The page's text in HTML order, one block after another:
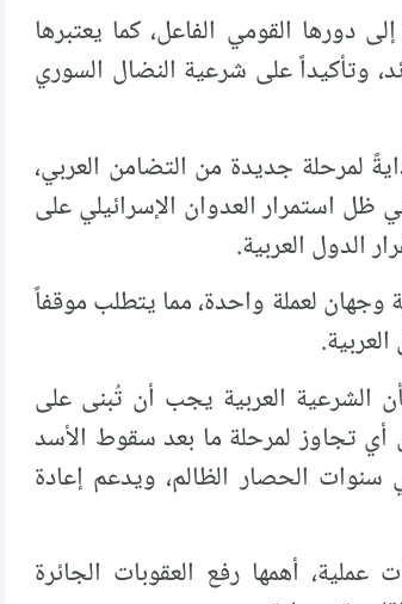
دورها القومي الفاعل، كما يعتبرها
وتأكيداً على شرعية النضال السوري
لمرحلة جديدة من التضامن العربي،
استمرار العدوان الإسرائيلي على
الدول العربية.
وجهان لعملة واحدة، مما يتطلب موقفاً
الشرعية العربية يجب أن تُبنى على
أي تجاوز لمرحلة ما بعد سقوط الأسد
الحصار الظالم، ويدعم إعادة
أهمها رفع العقوبات الجائرة